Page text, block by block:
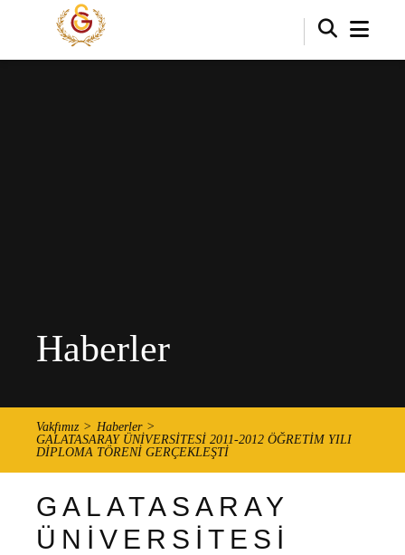
Haberler
Vakfımız
Haberler
GALATASARAY ÜNİVERSİTESİ 2011-2012 ÖĞRETİM YILI
DİPLOMA TÖRENİ GERÇEKLEŞTİ
GALATASARAY
ÜNİVERSİTESİ